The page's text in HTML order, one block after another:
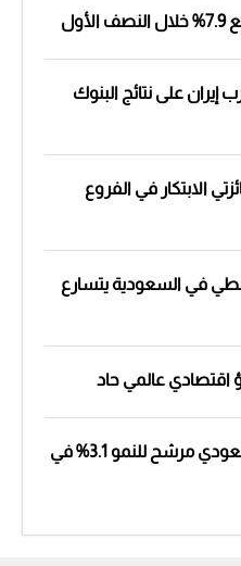
على نتائج البنوك
الابتكار في الفروع
في السعودية يتسارع
اقتصادي عالمي حاد
البنك الدولي: الاقتصاد السعودي مرشح للنمو 3.1% في